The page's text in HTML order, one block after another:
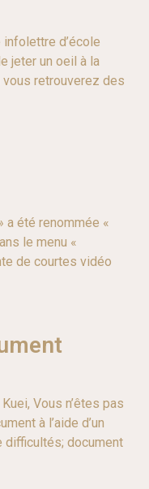
d’école
jeter un oeil à la
vous retrouverez des
a été renommée «
le menu «
de courtes vidéo
Vous n’êtes pas
à l’aide d’un
difficultés; document